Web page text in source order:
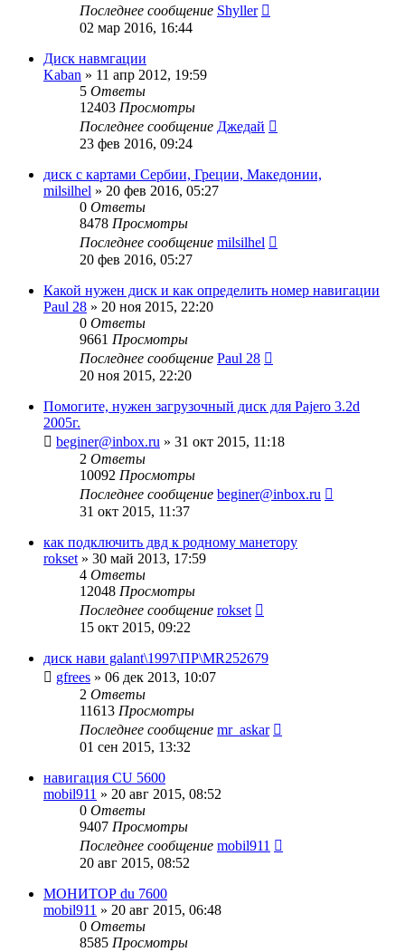
Последнее сообщение Shyller
02 мар 2016, 16:44
Диск навмгации
Kaban » 11 апр 2012, 19:59
5 Ответы
12403 Просмотры
Последнее сообщение Джедай
23 фев 2016, 09:24
диск с картами Сербии, Греции, Македонии,
milsilhel » 20 фев 2016, 05:27
0 Ответы
8478 Просмотры
Последнее сообщение milsilhel
20 фев 2016, 05:27
Какой нужен диск и как определить номер навигации
Paul 28 » 20 ноя 2015, 22:20
0 Ответы
9661 Просмотры
Последнее сообщение Paul 28
20 ноя 2015, 22:20
Помогите, нужен загрузочный диск для Pajero 3.2d
2005г.
beginer@inbox.ru » 31 окт 2015, 11:18
2 Ответы
10092 Просмотры
Последнее сообщение beginer@inbox.ru
31 окт 2015, 11:37
как подключить двд к родному манетору
rokset » 30 май 2013, 17:59
4 Ответы
12048 Просмотры
Последнее сообщение rokset
15 окт 2015, 09:22
диск нави galant\1997\ПР\MR252679
gfrees » 06 дек 2013, 10:07
2 Ответы
11613 Просмотры
Последнее сообщение mr_askar
01 сен 2015, 13:32
навигация CU 5600
mobil911 » 20 авг 2015, 08:52
0 Ответы
9407 Просмотры
Последнее сообщение mobil911
20 авг 2015, 08:52
МОНИТОР du 7600
mobil911 » 20 авг 2015, 06:48
0 Ответы
8585 Просмотры